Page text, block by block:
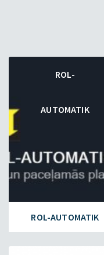
ROL-
AUTOMATIK
ROL-AUTOMATIK